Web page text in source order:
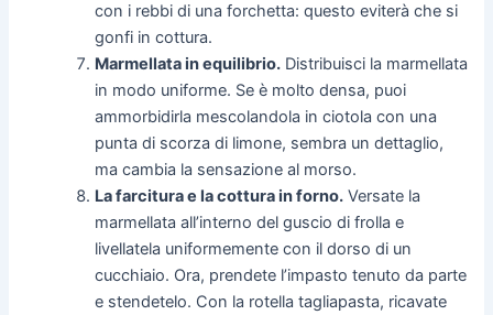
con i rebbi di una forchetta: questo eviterà che si
gonfi in cottura.
Marmellata in equilibrio. Distribuisci la marmellata
in modo uniforme. Se è molto densa, puoi
ammorbidirla mescolandola in ciotola con una
punta di scorza di limone, sembra un dettaglio,
ma cambia la sensazione al morso.
La farcitura e la cottura in forno. Versate la
marmellata all’interno del guscio di frolla e
livellatela uniformemente con il dorso di un
cucchiaio. Ora, prendete l’impasto tenuto da parte
e stendetelo. Con la rotella tagliapasta, ricavate